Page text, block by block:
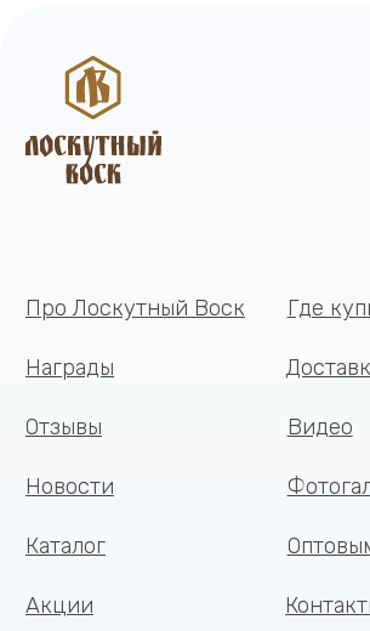
Контакты
Отзывы
Доставка
Главная
Наши мессенджеры и соцсети:
©2026, Лоскутный Воск ИП Головкова Е.Г.
ИНН 470702303347 ОГРНИП 326180000015101